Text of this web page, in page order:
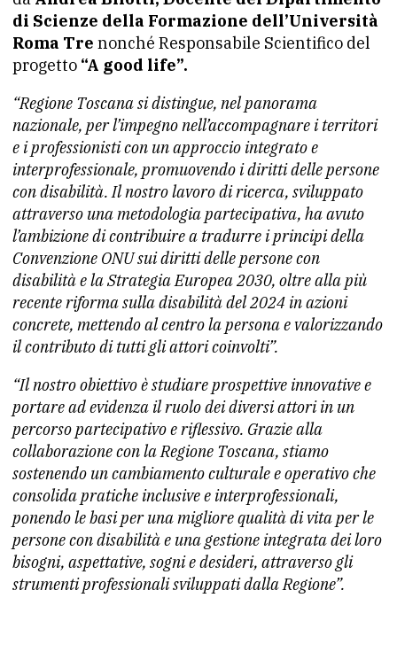
di Scienze della Formazione dell’Università
Roma Tre nonché Responsabile Scientifico del
progetto “A good life”.
“Regione Toscana si distingue, nel panorama
nazionale, per l’impegno nell’accompagnare i territori
e i professionisti con un approccio integrato e
interprofessionale, promuovendo i diritti delle persone
con disabilità. Il nostro lavoro di ricerca, sviluppato
attraverso una metodologia partecipativa, ha avuto
l’ambizione di contribuire a tradurre i principi della
Convenzione ONU sui diritti delle persone con
disabilità e la Strategia Europea 2030, oltre alla più
recente riforma sulla disabilità del 2024 in azioni
concrete, mettendo al centro la persona e valorizzando
il contributo di tutti gli attori coinvolti”.
“Il nostro obiettivo è studiare prospettive innovative e
portare ad evidenza il ruolo dei diversi attori in un
percorso partecipativo e riflessivo. Grazie alla
collaborazione con la Regione Toscana, stiamo
sostenendo un cambiamento culturale e operativo che
consolida pratiche inclusive e interprofessionali,
ponendo le basi per una migliore qualità di vita per le
persone con disabilità e una gestione integrata dei loro
bisogni, aspettative, sogni e desideri, attraverso gli
strumenti professionali sviluppati dalla Regione”.